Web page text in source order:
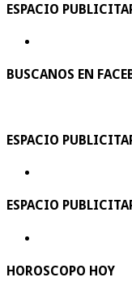
ESPACIO
BUSCANOS EN
ESPACIO
ESPACIO
HOROSCOPO HOY